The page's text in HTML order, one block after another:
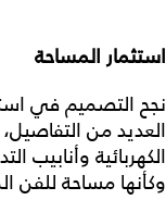
استثمار المساحة
نجح التصميم في
العديد من
الكهربائية وأنابيب
وكأنها مساحة للفن